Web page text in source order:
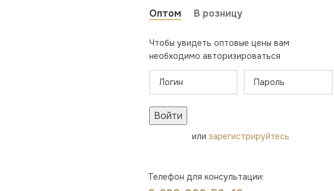
Оптом В розницу
Чтобы увидеть оптовые цены вам
необходимо авторизироваться
Войти
илизарегистрируйтесь
Телефон для консультации: